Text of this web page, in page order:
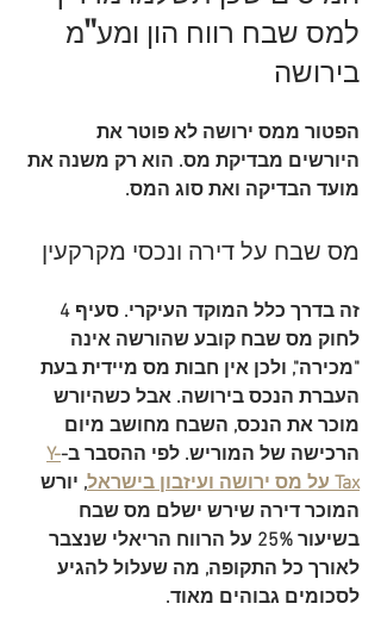
למס שבח רווח הון ומע"מ
בירושה
הפטור ממס ירושה לא פוטר את
היורשים מבדיקת מס. הוא רק משנה את
מועד הבדיקה ואת סוג המס.
מס שבח על דירה ונכסי מקרקעין
זה בדרך כלל המוקד העיקרי.
לחוק מס שבח קובע שהורשה אינה
"מכירה", ולכן אין חבות מס מיידית בעת
העברת הנכס בירושה. אבל כשהיורש
מוכר את הנכס, השבח מחושב מיום
הרכישה של המוריש. לפי ההסבר ב-Y-
Tax על מס ירושה ועיזבון בישראל
, יורש
המוכר דירה שירש ישלם מס שבח
בשיעור 25% על הרווח הריאלי
שנצבר
לאורך כל התקופה, מה שעלול להגיע
לסכומים גבוהים מאוד.